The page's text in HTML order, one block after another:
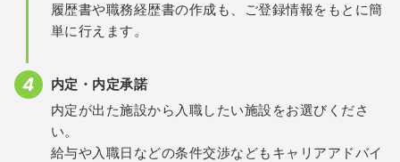
履歴書や職務経歴書の作成も、ご登録情報をもとに簡
単に行えます。
内定・内定承諾
内定が出た施設から入職したい施設をお選びくださ
い。
給与や入職日などの条件交渉などもキャリアアドバイ